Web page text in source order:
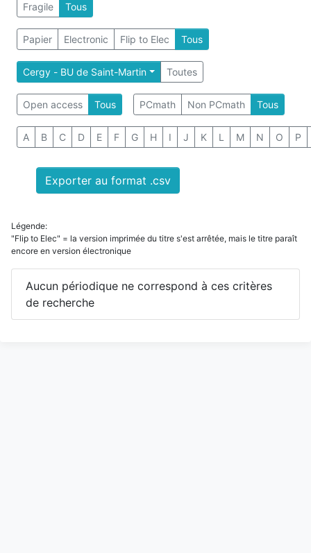
Fragile Tous
Papier Electronic Flip to Elec Tous
Cergy - BU de Saint-Martin Toutes
Open access Tous PCmath Non PCmath Tous
A B C D E F G H I J K L M N O P
Exporter au format .csv
Légende:
"Flip to Elec" = la version imprimée du titre s'est arrêtée, mais le titre paraît
encore en version électronique
Aucun périodique ne correspond à ces critères
de recherche